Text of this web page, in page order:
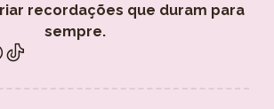
recordações que duram para
sempre.